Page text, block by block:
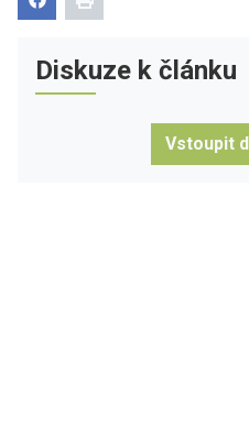
Diskuze k článku
Vstoupit